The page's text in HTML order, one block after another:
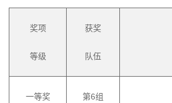
奖项
等级
获奖
队伍
一等奖 第6组